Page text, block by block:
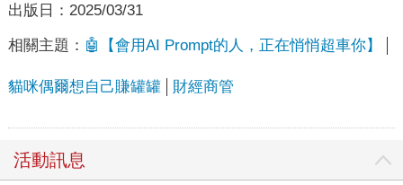
出版日： 2025/03/31
相關主題： 🤖【會用AI Prompt的人，正在悄悄超車你】
貓咪偶爾想自己賺罐罐 財經商管
活動訊息